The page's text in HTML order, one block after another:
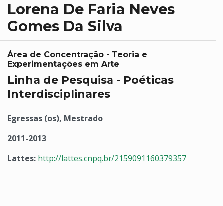
Lorena De Faria Neves
Gomes Da Silva
Área de Concentração - Teoria e
Experimentações em Arte
Linha de Pesquisa - Poéticas
Interdisciplinares
Egressas (os), Mestrado
2011-2013
Lattes: http://lattes.cnpq.br/2159091160379357